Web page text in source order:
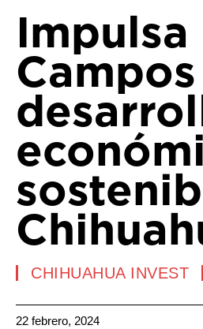
Impulsa
Campos
CHIHUAHUA INVEST
22 febrero, 2024